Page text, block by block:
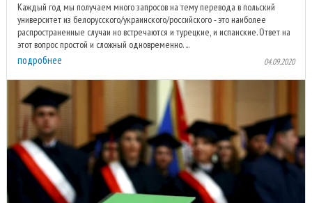
Каждый год мы получаем много запросов на тему перевода в польский
университет из белорусского/украинского/российского - это наиболее
распространенные случаи но встречаются и турецкие, и испанские. Ответ на
этот вопрос простой и сложный одновременно. ...
подробнее 04.09.2020